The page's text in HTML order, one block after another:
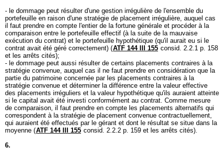
- le dommage peut résulter d'une gestion irrégulière de l'ensemble du
portefeuille en raison d'une stratégie de placement irrégulière, auquel cas
il faut prendre en compte l'entier de la fortune générale et procéder à la
comparaison entre le portefeuille effectif (à la suite de la mauvaise
exécution du contrat) et le portefeuille hypothétique (qu'il aurait eu si le
contrat avait été géré correctement) (ATF 144 III 155 consid. 2.2.1 p. 158
et les arrêts cités);
- le dommage peut aussi résulter de certains placements contraires à la
stratégie convenue, auquel cas il ne faut prendre en considération que la
partie du patrimoine concernée par les placements contraires à la
stratégie convenue et déterminer la différence entre la valeur effective
des placements irréguliers et la valeur hypothétique qu'ils auraient atteinte
si le capital avait été investi conformément au contrat. Comme mesure
de comparaison, il faut prendre en compte les placements alternatifs qui
correspondent à la stratégie de placement convenue contractuellement,
qui auraient été effectués par le gérant et dont le résultat se situe dans la
moyenne (ATF 144 III 155 consid. 2.2.2 p. 159 et les arrêts cités).
6.